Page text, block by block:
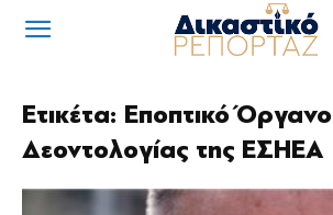
Ετικέτα: Εποπτικό Όργανο
Δεοντολογίας της ΕΣΗΕΑ